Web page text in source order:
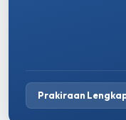
Prakiraan